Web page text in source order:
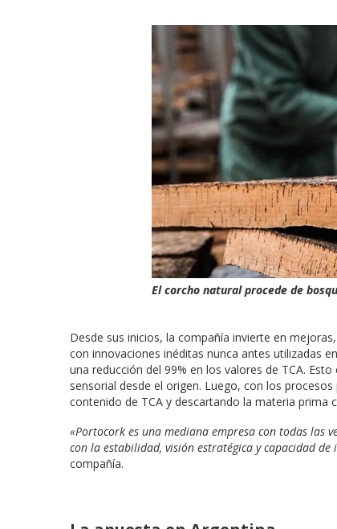
El corcho natural procede de
Desde sus inicios, la compañía invierte en
con innovaciones inéditas nunca antes utilizadas
una reducción del 99% en los valores de TCA.
sensorial desde el origen. Luego, con los
contenido de TCA y descartando la materia
«Portocork es una mediana empresa con todas
con la estabilidad, visión estratégica y capacidad de
compañía.